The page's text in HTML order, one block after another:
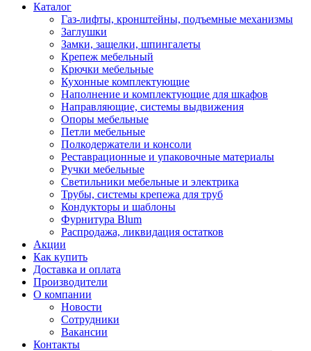
Каталог
Газ-лифты, кронштейны, подъемные механизмы
Заглушки
Замки, защелки, шпингалеты
Крепеж мебельный
Крючки мебельные
Кухонные комплектующие
Наполнение и комплектующие для шкафов
Направляющие, системы выдвижения
Опоры мебельные
Петли мебельные
Полкодержатели и консоли
Реставрационные и упаковочные материалы
Ручки мебельные
Светильники мебельные и электрика
Трубы, системы крепежа для труб
Кондукторы и шаблоны
Фурнитура Blum
Распродажа, ликвидация остатков
Акции
Как купить
Доставка и оплата
Производители
О компании
Новости
Сотрудники
Вакансии
Контакты